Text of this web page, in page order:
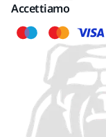
Accettiamo